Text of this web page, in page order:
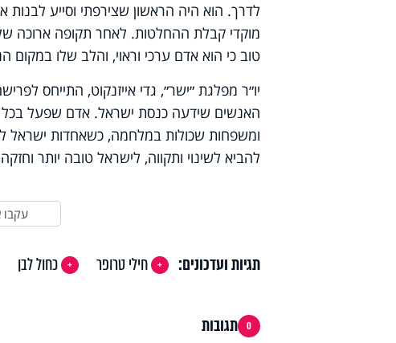
לדרך. הוא היה הראשון שצירפתי וסייע
מוקדי קבלת ההחלטות. לאחר תקופה ארוכה
טוב כי הוא אדם ערכי וראוי, והלב שלו
יו״ר מפלגת ״ישר״, גדי אייזנקוט, התייחס
האנשים שידעה כנסת ישראל. אדם שפעל בכל
ומשפחות שכולות במלחמה, כשאחדות ישראל
להביא לשינוי ותקווה, לישראל טובה יותר
עקבו
תגיות ועדכונים: חילי טרופר כחול לבן
0 תגובות